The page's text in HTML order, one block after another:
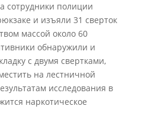
сотрудники полиции
и изъяли 31 сверток
массой около 60
обнаружили и
с двумя свертками,
на лестничной
исследования в
наркотическое